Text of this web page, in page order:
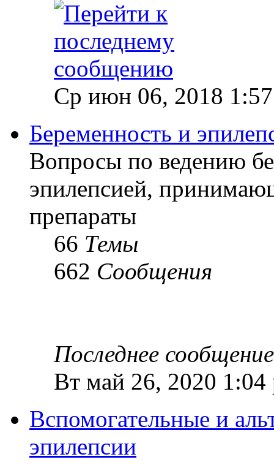
Ср июн 06, 2018
Беременность и
Вопросы по ведению
эпилепсией,
препараты
66 Темы
662 Сообщения
Последнее сообщение
Вт май 26, 2020 1:04
Вспомогательные и
эпилепсии